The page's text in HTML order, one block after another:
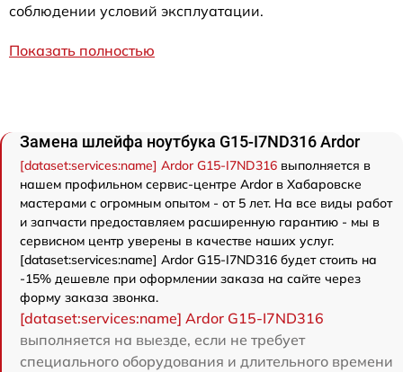
соблюдении условий эксплуатации.
Показать полностью
Замена шлейфа ноутбука G15-I7ND316 Ardor
[dataset:services:name] Ardor G15-I7ND316 выполняется в
нашем профильном сервис-центре Ardor в Хабаровске
мастерами с огромным опытом - от 5 лет. На все виды работ
и запчасти предоставляем расширенную гарантию - мы в
сервисном центр уверены в качестве наших услуг.
[dataset:services:name] Ardor G15-I7ND316 будет стоить на
-15% дешевле при оформлении заказа на сайте через
форму заказа звонка.
[dataset:services:name] Ardor G15-I7ND316
выполняется на выезде, если не требует
специального оборудования и длительного времени